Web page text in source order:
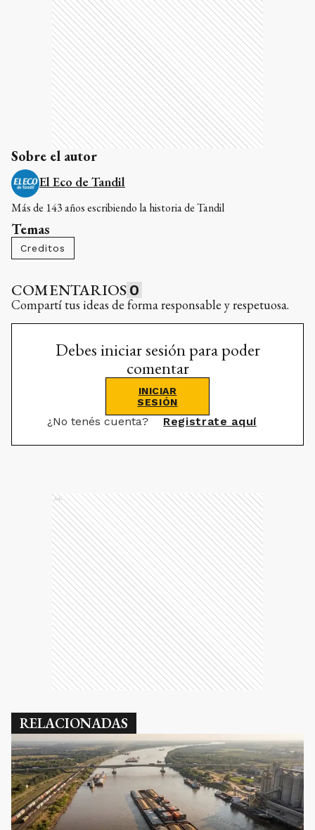
Sobre el autor
El Eco de Tandil
Más de 143 años escribiendo la historia de Tandil
Temas
Creditos
COMENTARIOS 0
Compartí tus ideas de forma responsable y respetuosa.
Debes iniciar sesión para poder
comentar
INICIAR
SESIÓN
¿No tenés cuenta? Registrate aquí
Ads
RELACIONADAS